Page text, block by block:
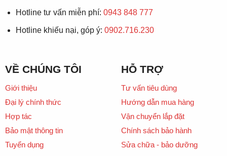
Hotline tư vấn miễn phí: 0943 848 777
Hotline khiếu nại, góp ý: 0902.716.230
VỀ CHÚNG TÔI
Giới thiệu
Đại lý chính thức
Hợp tác
Bảo mật thông tin
Tuyển dụng
HỖ TRỢ
Tư vấn tiêu dùng
Hướng dẫn mua hàng
Vận chuyển lắp đặt
Chính sách bảo hành
Sửa chữa - bảo dưỡng